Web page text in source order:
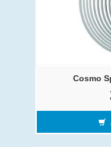
Cosmo